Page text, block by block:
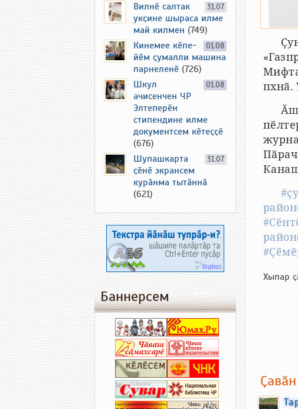
пхнӑ.
Хыпар
31.07
Вилнӗ салтак
укҫине шыраса илме
май килмен (749)
01.08
Кинемее кӗпе-
йӗм ҫумалли машина
парнеленӗ (726)
01.08
Шкул
ачисенчен ЧР
Элтеперӗн
стипендине илме
документсем кӗтеҫҫӗ
(676)
31.07
Шупашкарта
ҫӗнӗ экрансем
курӑнма тытӑннӑ
(621)
Баннерсем